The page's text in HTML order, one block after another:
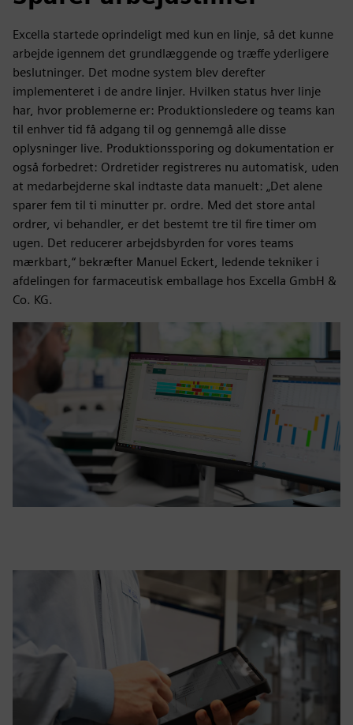
Excella startede oprindeligt med kun en linje, så det kunne
arbejde igennem det grundlæggende og træffe yderligere
beslutninger. Det modne system blev derefter
implementeret i de andre linjer. Hvilken status hver linje
har, hvor problemerne er: Produktionsledere og teams kan
til enhver tid få adgang til og gennemgå alle disse
oplysninger live. Produktionssporing og dokumentation er
også forbedret: Ordretider registreres nu automatisk, uden
at medarbejderne skal indtaste data manuelt: „Det alene
sparer fem til ti minutter pr. ordre. Med det store antal
ordrer, vi behandler, er det bestemt tre til fire timer om
ugen. Det reducerer arbejdsbyrden for vores teams
mærkbart,“ bekræfter Manuel Eckert, ledende tekniker i
afdelingen for farmaceutisk emballage hos Excella GmbH &
Co. KG.